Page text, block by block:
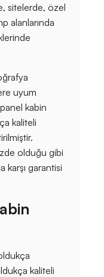
sitelerde, özel
alanlarında
uyum
kabin
kaliteli
olduğu gibi
karşı garantisi
kaliteli